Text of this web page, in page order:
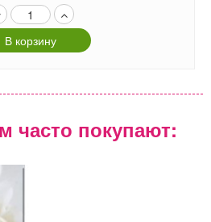
В корзину
часто покупают: